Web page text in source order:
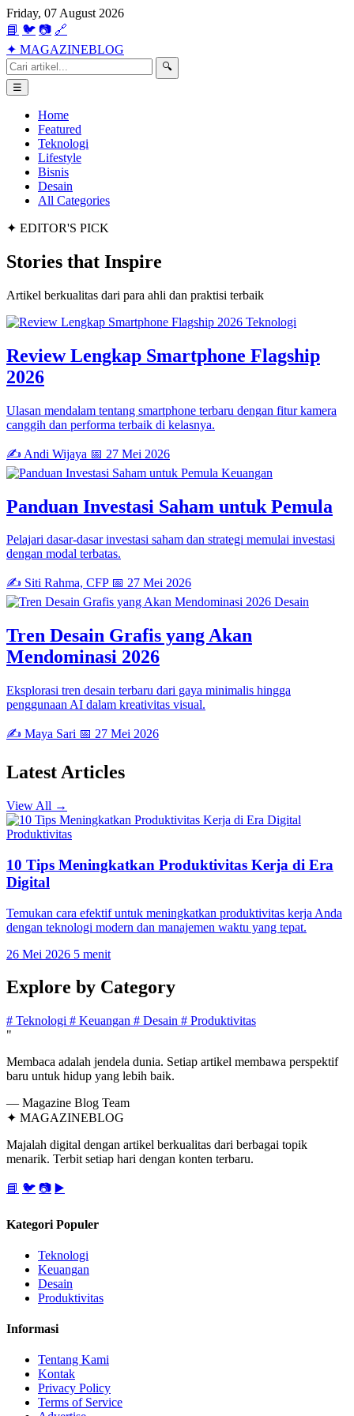
Friday, 07 August 2026
📘 🐦 📷 🔗
✦ MAGAZINEBLOG
🔍
☰
Home
Featured
Teknologi
Lifestyle
Bisnis
Desain
All Categories
✦ EDITOR'S PICK
Stories that Inspire
Artikel berkualitas dari para ahli dan praktisi terbaik
Teknologi
Review Lengkap Smartphone Flagship
2026
Ulasan mendalam tentang smartphone terbaru dengan fitur kamera
canggih dan performa terbaik di kelasnya.
✍️ Andi Wijaya 📅 27 Mei 2026
Keuangan
Panduan Investasi Saham untuk Pemula
Pelajari dasar-dasar investasi saham dan strategi memulai investasi
dengan modal terbatas.
✍️ Siti Rahma, CFP 📅 27 Mei 2026
Desain
Tren Desain Grafis yang Akan
Mendominasi 2026
Eksplorasi tren desain terbaru dari gaya minimalis hingga
penggunaan AI dalam kreativitas visual.
✍️ Maya Sari 📅 27 Mei 2026
Latest Articles
View All →
Produktivitas
10 Tips Meningkatkan Produktivitas Kerja di Era
Digital
Temukan cara efektif untuk meningkatkan produktivitas kerja Anda
dengan teknologi modern dan manajemen waktu yang tepat.
26 Mei 2026 5 menit
Explore by Category
# Teknologi # Keuangan # Desain # Produktivitas
"
Membaca adalah jendela dunia. Setiap artikel membawa perspektif
baru untuk hidup yang lebih baik.
— Magazine Blog Team
✦ MAGAZINEBLOG
Majalah digital dengan artikel berkualitas dari berbagai topik
menarik. Terbit setiap hari dengan konten terbaru.
📘 🐦 📷 ▶️
Kategori Populer
Teknologi
Keuangan
Desain
Produktivitas
Informasi
Tentang Kami
Kontak
Privacy Policy
Terms of Service